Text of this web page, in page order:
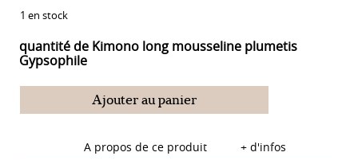
1 en stock
quantité de Kimono long mousseline plumetis
Gypsophile
Ajouter au panier
A propos de ce produit + d'infos